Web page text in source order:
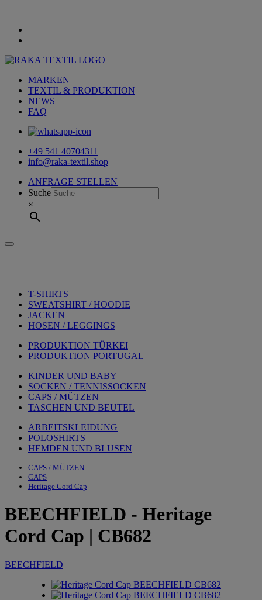
MARKEN
TEXTIL & PRODUKTION
NEWS
FAQ
+49 541 40704311
info@raka-textil.shop
ANFRAGE STELLEN
Suche
×
T-SHIRTS
SWEATSHIRT / HOODIE
JACKEN
HOSEN / LEGGINGS
PRODUKTION TÜRKEI
PRODUKTION PORTUGAL
KINDER UND BABY
SOCKEN / TENNISSOCKEN
CAPS / MÜTZEN
TASCHEN UND BEUTEL
ARBEITSKLEIDUNG
POLOSHIRTS
HEMDEN UND BLUSEN
CAPS / MÜTZEN
CAPS
Heritage Cord Cap
BEECHFIELD - Heritage
Cord Cap | CB682
BEECHFIELD